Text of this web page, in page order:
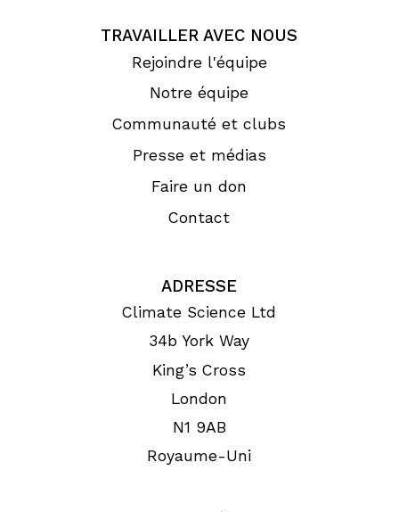
TRAVAILLER AVEC NOUS
Rejoindre l'équipe
Notre équipe
Communauté et clubs
Presse et médias
Faire un don
Contact
ADRESSE
Climate Science Ltd
34b York Way
King’s Cross
London
N1 9AB
Royaume-Uni